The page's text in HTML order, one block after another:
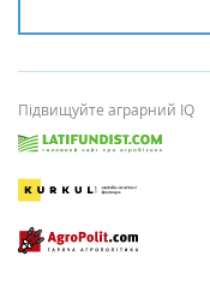
Підвищуйте аграрний IQ